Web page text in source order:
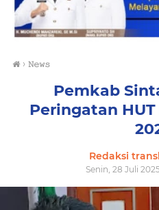
› 𝙽𝚎𝚠𝚜
Pemkab
Peringatan
Redaksi
Senin, 28 Juli